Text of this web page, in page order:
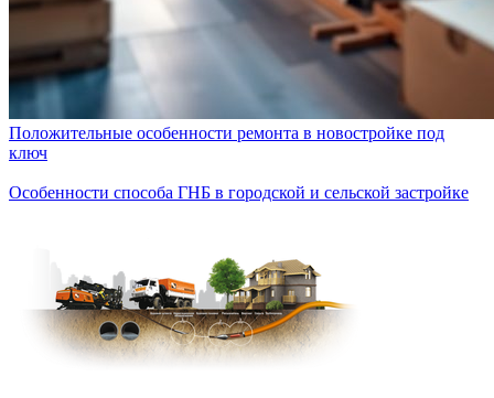
Положительные особенности ремонта в новостройке под
ключ
Особенности способа ГНБ в городской и сельской застройке